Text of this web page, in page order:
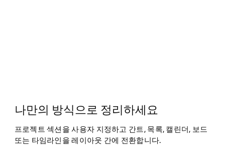
나만의 방식으로 정리하세요
프로젝트 섹션을 사용자 지정하고 간트, 목록, 캘린더, 보드
또는 타임라인을 레이아웃 간에 전환합니다.